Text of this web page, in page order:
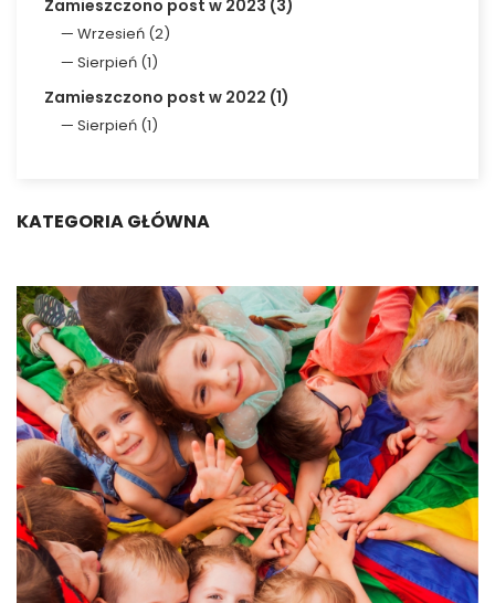
Zamieszczono post w 2023 (3)
Wrzesień (2)
Sierpień (1)
Zamieszczono post w 2022 (1)
Sierpień (1)
KATEGORIA GŁÓWNA